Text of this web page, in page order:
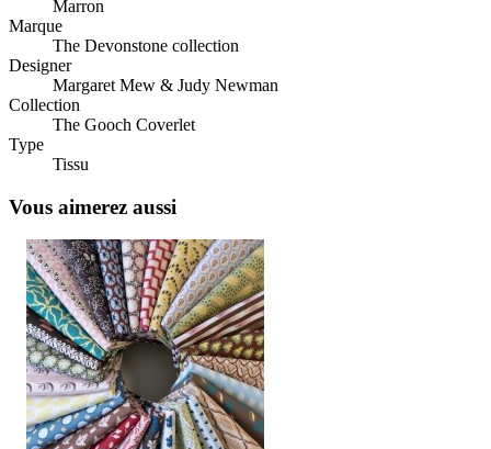
Marron
Marque
The Devonstone collection
Designer
Margaret Mew & Judy Newman
Collection
The Gooch Coverlet
Type
Tissu
Vous aimerez aussi